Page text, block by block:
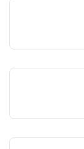
Ürün fiyatı